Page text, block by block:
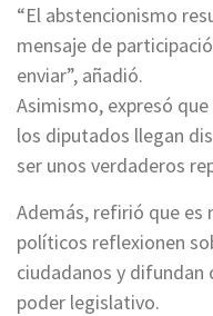
“El abstencionismo
mensaje de
enviar”, añadió.
Asimismo, expresó
los diputados llegan
ser unos verdaderos
Además, refirió que
políticos reflexionen
ciudadanos y
poder legislativo.